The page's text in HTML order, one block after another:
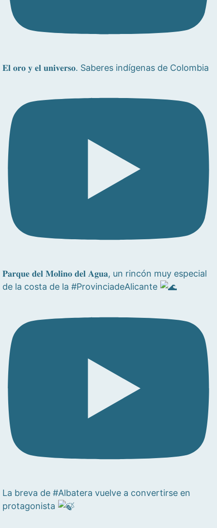
𝐄𝐥 𝐨𝐫𝐨 𝐲 𝐞𝐥 𝐮𝐧𝐢𝐯𝐞𝐫𝐬𝐨. Saberes indígenas de Colombia
𝐏𝐚𝐫𝐪𝐮𝐞 𝐝𝐞𝐥 𝐌𝐨𝐥𝐢𝐧𝐨 𝐝𝐞𝐥 𝐀𝐠𝐮𝐚, un rincón muy especial
de la costa de la #ProvinciadeAlicante
La breva de #Albatera vuelve a convertirse en
protagonista